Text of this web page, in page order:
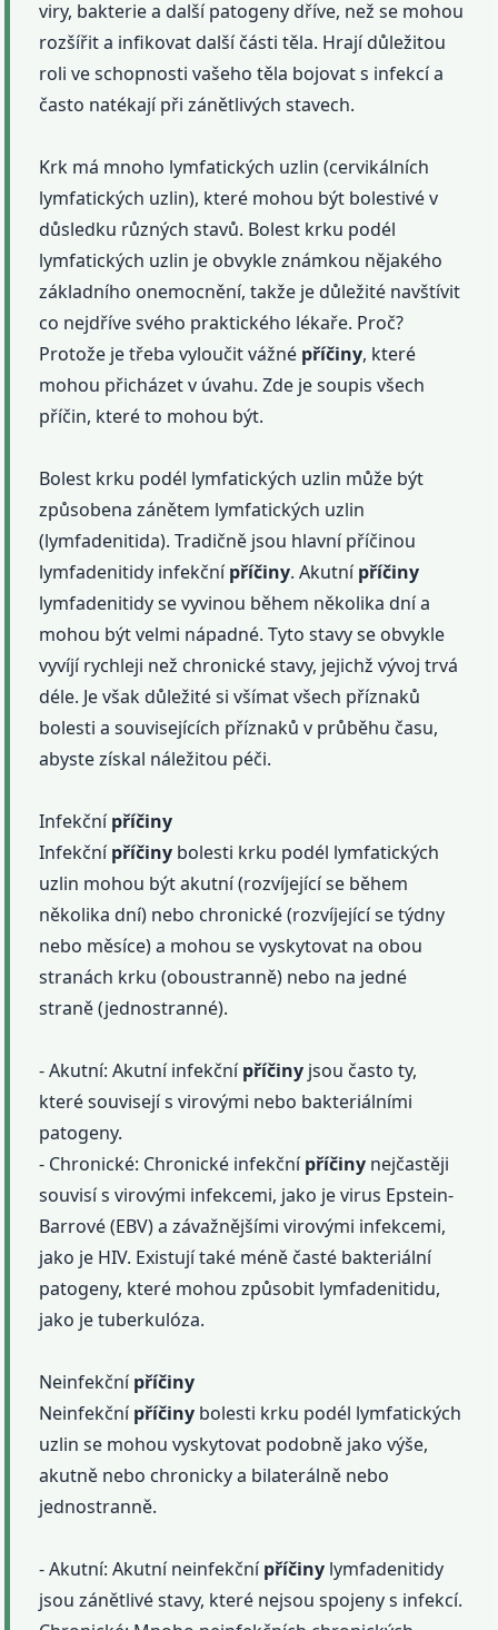
viry, bakterie a další patogeny dříve, než se mohou
rozšířit a infikovat další části těla. Hrají důležitou
roli ve schopnosti vašeho těla bojovat s infekcí a
často natékají při zánětlivých stavech.
Krk má mnoho lymfatických uzlin (cervikálních
lymfatických uzlin), které mohou být bolestivé v
důsledku různých stavů. Bolest krku podél
lymfatických uzlin je obvykle známkou nějakého
základního onemocnění, takže je důležité navštívit
co nejdříve svého praktického lékaře. Proč?
Protože je třeba vyloučit vážné příčiny, které
mohou přicházet v úvahu. Zde je soupis všech
příčin, které to mohou být.
Bolest krku podél lymfatických uzlin může být
způsobena zánětem lymfatických uzlin
(lymfadenitida). Tradičně jsou hlavní příčinou
lymfadenitidy infekčnípříčiny. Akutnípříčiny
lymfadenitidy se vyvinou během několika dní a
mohou být velmi nápadné. Tyto stavy se obvykle
vyvíjí rychleji než chronické stavy, jejichž vývoj trvá
déle. Je však důležité si všímat všech příznaků
bolesti a souvisejících příznaků v průběhu času,
abyste získal náležitou péči.
Infekčnípříčiny
Infekčnípříčiny bolesti krku podél lymfatických
uzlin mohou být akutní (rozvíjející se během
několika dní) nebo chronické (rozvíjející se týdny
nebo měsíce) a mohou se vyskytovat na obou
stranách krku (oboustranně) nebo na jedné
straně (jednostranné).
- Akutní: Akutní infekčnípříčiny jsou často ty,
které souvisejí s virovými nebo bakteriálními
patogeny.
- Chronické: Chronické infekčnípříčiny nejčastěji
souvisí s virovými infekcemi, jako je virus Epstein-
Barrové (EBV) a závažnějšími virovými infekcemi,
jako je HIV. Existují také méně časté bakteriální
patogeny, které mohou způsobit lymfadenitidu,
jako je tuberkulóza.
Neinfekčnípříčiny
Neinfekčnípříčiny bolesti krku podél lymfatických
uzlin se mohou vyskytovat podobně jako výše,
akutně nebo chronicky a bilaterálně nebo
jednostranně.
- Akutní: Akutní neinfekčnípříčiny lymfadenitidy
jsou zánětlivé stavy, které nejsou spojeny s infekcí.